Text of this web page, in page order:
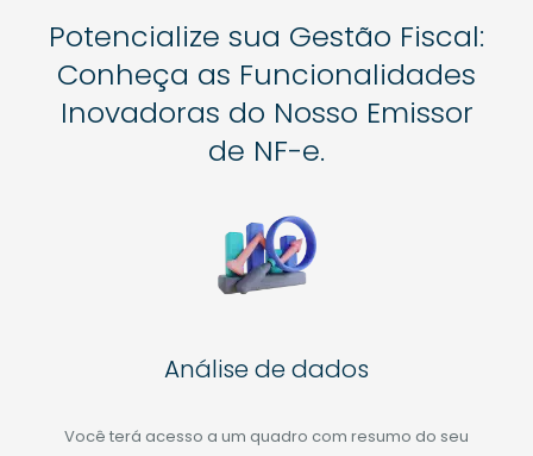
Potencialize sua Gestão Fiscal:
Conheça as Funcionalidades
Inovadoras do Nosso Emissor
de NF-e.
Análise de dados
Você terá acesso a um quadro com resumo do seu